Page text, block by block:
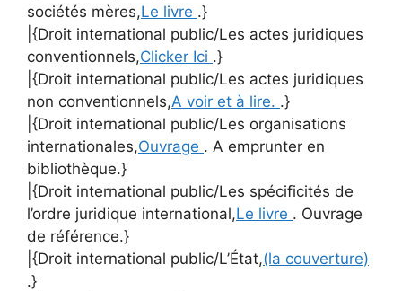
sociétés mères,Le livre .}
|{Droit international public/Les actes juridiques
conventionnels,Clicker Ici .}
|{Droit international public/Les actes juridiques
non conventionnels,A voir et à lire. .}
|{Droit international public/Les organisations
internationales,Ouvrage . A emprunter en
bibliothèque.}
|{Droit international public/Les spécificités de
l’ordre juridique international,Le livre . Ouvrage
de référence.}
|{Droit international public/L’État,(la couverture)
.}